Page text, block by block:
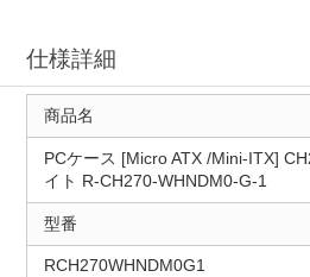
仕様詳細
商品名
PCケース [Micro ATX /Mini-ITX]
イト R-CH270-WHNDM0-G-1
型番
RCH270WHNDM0G1